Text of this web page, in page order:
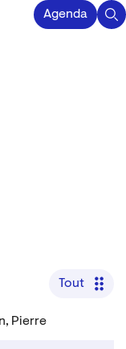
Agenda
Tout
Pierre